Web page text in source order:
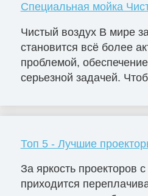
Специальная мойка
Чистый воздух В мире
становится всё более
проблемой,
серьезной задачей.
Топ 5 - Лучшие
За яркость проекторов
приходится